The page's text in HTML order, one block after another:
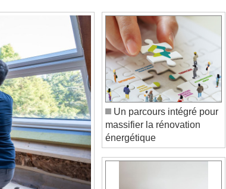
Un parcours intégré pour
massifier la rénovation
énergétique